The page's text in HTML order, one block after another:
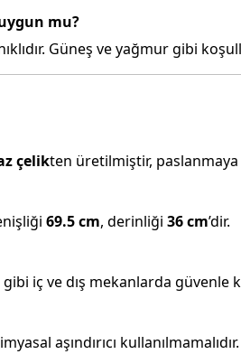
mu?
Güneş ve yağmur gibi
çelikten üretilmiştir, paslanmaya
69.5 cm, derinliği 36 cm’dir.
iç ve dış mekanlarda güvenle
aşındırıcı kullanılmamalıdır.